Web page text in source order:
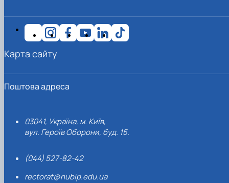
Поштова адреса
03041, Україна, м. Київ,
вул. Героїв Оборони, буд. 15.
(044) 527-82-42
rectorat@nubip.edu.ua
Карта сайту